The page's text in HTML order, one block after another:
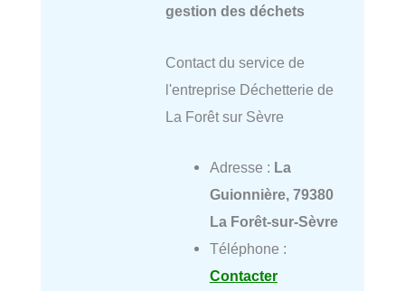
gestion des déchets
Contact du service de
l'entreprise Déchetterie de
La Forêt sur Sèvre
Adresse : La
Guionnière, 79380
La Forêt-sur-Sèvre
Téléphone :
Contacter